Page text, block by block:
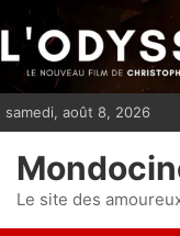
i
p
n
samedi, août 8, 2026
Le site des